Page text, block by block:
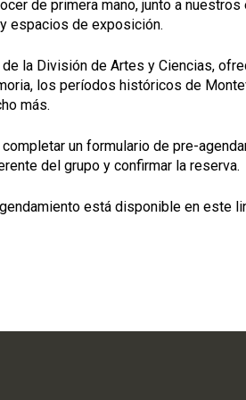
de primera mano, junto a
espacios de exposición.
la División de Artes y Ciencias,
los períodos históricos de
más.
un formulario de pre-
del grupo y confirmar la reserva.
está disponible en este